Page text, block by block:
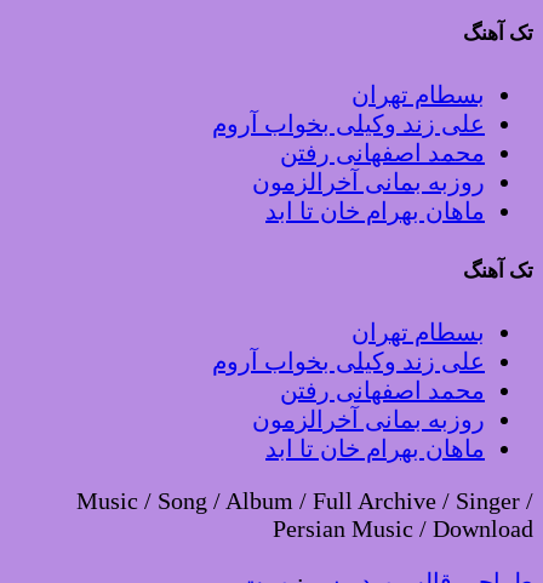
تک آهنگ
بسطام تهران
علی زند وکیلی بخواب آروم
محمد اصفهانی رفتن
روزبه بمانی آخرالزمون
ماهان بهرام خان تا ابد
تک آهنگ
بسطام تهران
علی زند وکیلی بخواب آروم
محمد اصفهانی رفتن
روزبه بمانی آخرالزمون
ماهان بهرام خان تا ابد
Music / Song / Album / Full Archive / Singer /
Persian Music / Download